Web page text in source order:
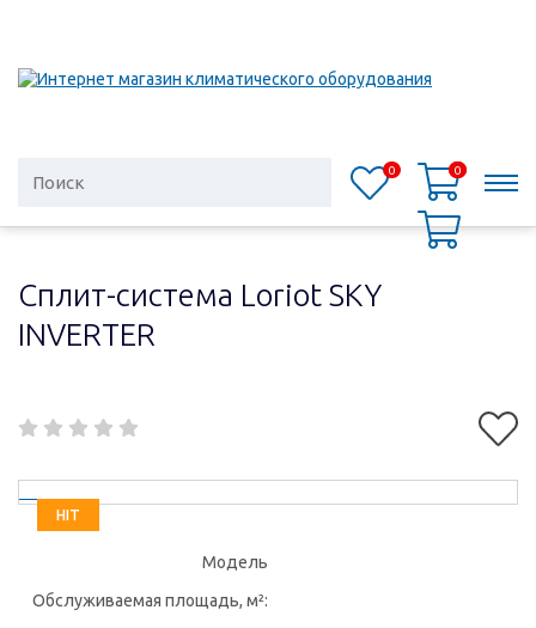
0 0
0
Сплит-система Loriot SKY
INVERTER
HIT
Модель
Обслуживаемая площадь, м²: